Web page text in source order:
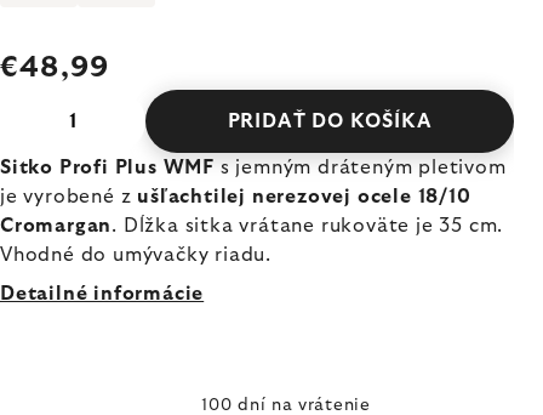
€48,99
PRIDAŤ DO KOŠÍKA
Sitko Profi Plus WMF s jemným dráteným pletivom
je vyrobené z ušľachtilej nerezovej ocele 18/10
Cromargan. Dĺžka sitka vrátane rukoväte je 35 cm.
Vhodné do umývačky riadu.
Detailné informácie
100 dní na vrátenie